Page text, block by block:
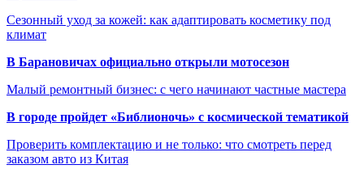
Сезонный уход за кожей: как адаптировать косметику под
климат
В Барановичах официально открыли мотосезон
Малый ремонтный бизнес: с чего начинают частные мастера
В городе пройдет «Библионочь» с космической тематикой
Проверить комплектацию и не только: что смотреть перед
заказом авто из Китая